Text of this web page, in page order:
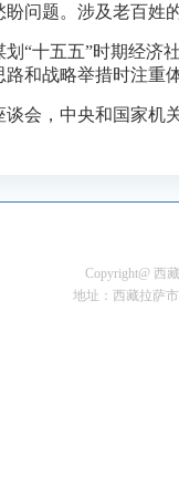
问题。涉及老百姓
“十五五”时期经济
和战略举措时注重
会，中央和国家机
Copyright@ 西
地址：西藏拉萨